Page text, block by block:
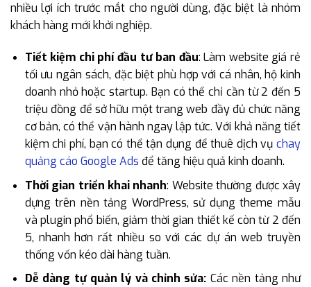
nhiều lợi ích trước mắt cho người dùng, đặc biệt là nhóm
khách hàng mới khởi nghiệp.
Tiết kiệm chi phí đầu tư ban đầu: Làm website giá rẻ
tối ưu ngân sách, đặc biệt phù hợp với cá nhân, hộ kinh
doanh nhỏ hoặc startup. Bạn có thể chỉ cần từ 2 đến 5
triệu đồng để sở hữu một trang web đầy đủ chức năng
cơ bản, có thể vận hành ngay lập tức. Với khả năng tiết
kiệm chi phí, bạn có thể tận dụng để thuê dịch vụ chay
quảng cáo Google Ads để tăng hiệu quả kinh doanh.
Thời gian triển khai nhanh: Website thường được xây
dựng trên nền tảng WordPress, sử dụng theme mẫu
và plugin phổ biến, giảm thời gian thiết kế còn từ 2 đến
5, nhanh hơn rất nhiều so với các dự án web truyền
thống vốn kéo dài hàng tuần.
Dễ dàng tự quản lý và chỉnh sửa: Các nền tảng như